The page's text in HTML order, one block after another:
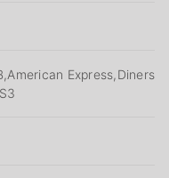
Express,Diners